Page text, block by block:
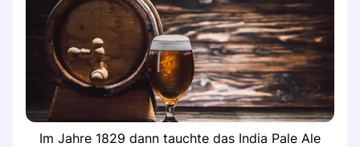
Im Jahre 1829 dann tauchte das India Pale Ale